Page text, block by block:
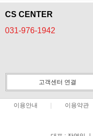
CS CENTER
031-976-1942
고객센터 연결
이용안내 이용약관